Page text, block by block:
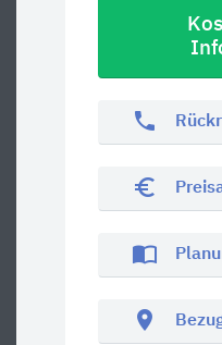
phone
euro_symbol
import_contacts
location_on